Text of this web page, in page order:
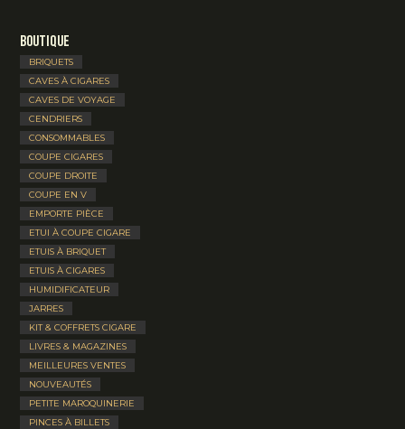
Boutique
BRIQUETS
CAVES À CIGARES
CAVES DE VOYAGE
CENDRIERS
CONSOMMABLES
COUPE CIGARES
COUPE DROITE
COUPE EN V
EMPORTE PIÈCE
ETUI À COUPE CIGARE
ETUIS À BRIQUET
ETUIS À CIGARES
HUMIDIFICATEUR
JARRES
KIT & COFFRETS CIGARE
LIVRES & MAGAZINES
MEILLEURES VENTES
NOUVEAUTÉS
PETITE MAROQUINERIE
PINCES À BILLETS